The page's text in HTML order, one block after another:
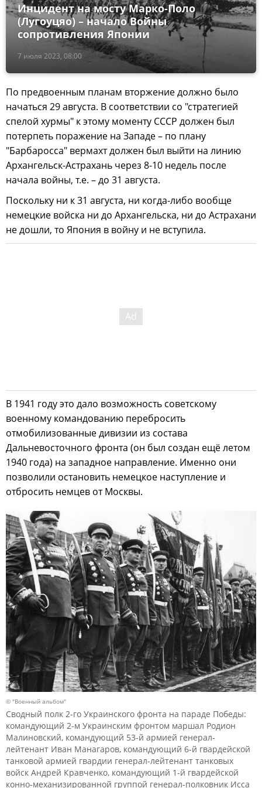
7 июля 2023, 08:00
Инцидент на мосту Марко-Поло
(Лугоуцяо) – начало Войны
сопротивления Японии
По предвоенным планам вторжение должно было
начаться 29 августа. В соответствии со "стратегией
спелой хурмы" к этому моменту СССР должен был
потерпеть поражение на Западе – по плану
"Барбаросса" вермахт должен был выйти на линию
Архангельск-Астрахань через 8-10 недель после
начала войны, т.е. – до 31 августа.
Поскольку ни к 31 августа, ни когда-либо вообще
немецкие войска ни до Архангельска, ни до Астрахани
не дошли, то Япония в войну и не вступила.
В 1941 году это дало возможность советскому
военному командованию перебросить
отмобилизованные дивизии из состава
Дальневосточного фронта (он был создан ещё летом
1940 года) на западное направление. Именно они
позволили остановить немецкое наступление и
отбросить немцев от Москвы.
© "Военный альбом"
Сводный полк 2-го Украинского фронта на параде Победы:
командующий 2-м Украинским фронтом маршал Родион
Малиновский, командующий 53-й армией генерал-
лейтенант Иван Манагаров, командующий 6-й гвардейской
танковой армией гвардии генерал-лейтенант танковых
войск Андрей Кравченко, командующий 1-й гвардейской
конно-механизированной группой генерал-полковник Исса